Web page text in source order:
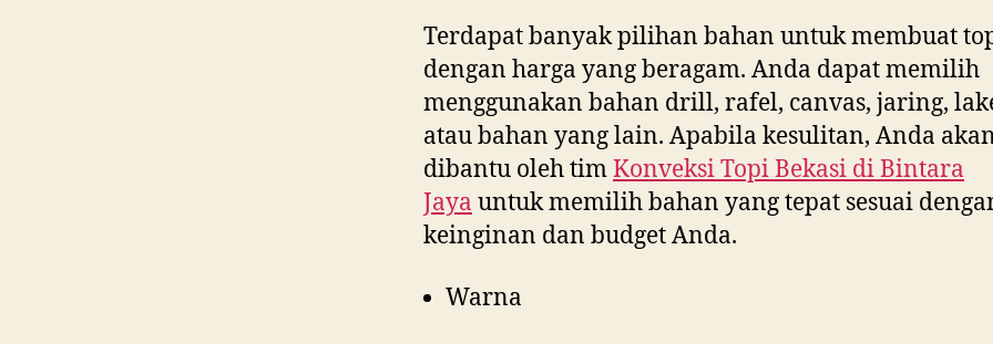
Terdapat banyak pilihan bahan untuk membuat
dengan harga yang beragam. Anda dapat memilih
menggunakan bahan drill, rafel, canvas, jaring,
atau bahan yang lain. Apabila kesulitan, Anda
dibantu oleh timKonveksi Topi Bekasi diBintara
Jaya untuk memilih bahan yang tepat sesuai
keinginan dan budget Anda.
Warna